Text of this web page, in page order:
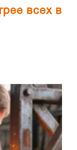
всех в